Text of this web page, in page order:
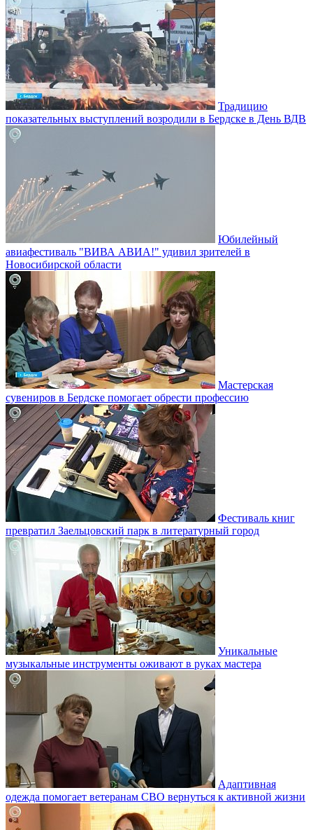
Традицию
показательных выступлений возродили в Бердске в День ВДВ
Юбилейный
авиафестиваль "ВИВА АВИА!" удивил зрителей в
Новосибирской области
Мастерская
сувениров в Бердске помогает обрести профессию
Фестиваль книг
превратил Заельцовский парк в литературный город
Уникальные
музыкальные инструменты оживают в руках мастера
Адаптивная
одежда помогает ветеранам СВО вернуться к активной жизни